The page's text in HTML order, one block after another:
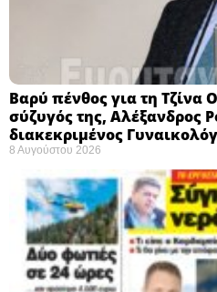
Βαρύ πένθος για τη Τζίνα
σύζυγός της, Αλέξανδρος
διακεκριμένος
8 Αυγούστου 2026